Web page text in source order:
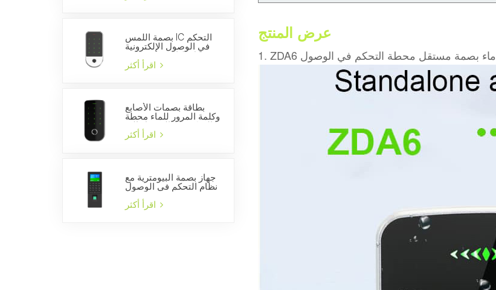
بصمة اللمس IC التحكم
في الوصول الإلكترونية
قفل الباب بوابة فتاحة
الذكية قارئ لوحة المفاتيح
بطاقة بصمات الأصابع
وكلمة المرور للماء محطة
التحكم في الوصول إلى
الباب المستقل
جهاز بصمة البيومترية مع
نظام التحكم في الوصول
إلى الباب والشركة
المصنعة للوقت الحضور
عرض المنتج
1. ZDA6 ماء بصمة مستقل محطة التحكم في الوصول